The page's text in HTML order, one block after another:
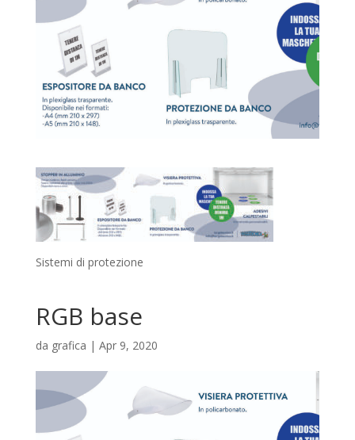
Sistemi di protezione
RGB base
da grafica | Apr 9, 2020